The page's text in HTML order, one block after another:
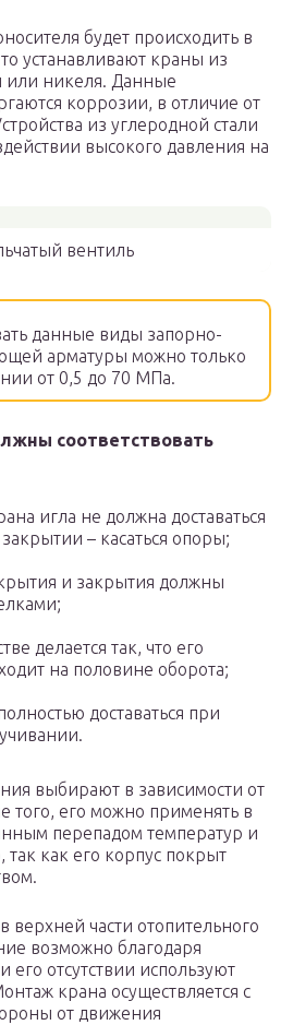
будет происходить в
устанавливают краны из
никеля. Данные
коррозии, в отличие от
из углеродной стали
высокого давления на
вентиль
данные виды запорно-
арматуры можно только
от 0,5 до 70 МПа.
соответствовать
игла не должна доставаться
– касаться опоры;
и закрытия должны
делается так, что его
на половине оборота;
доставаться при
выбирают в зависимости от
того, его можно применять в
перепадом температур и
как его корпус покрыт
верхней части отопительного
возможно благодаря
его отсутствии используют
крана осуществляется с
от движения